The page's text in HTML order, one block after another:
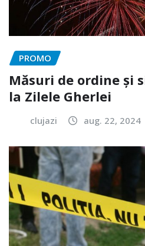
PROMO
Măsuri de ordine și
la Zilele Gherlei
clujazi aug. 22, 2024